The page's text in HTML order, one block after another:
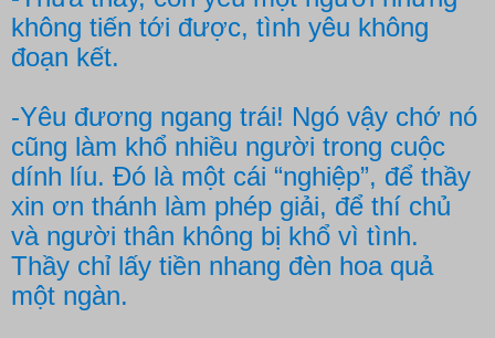
không tiến tới được, tình yêu không
đoạn kết.
-Yêu đương ngang trái! Ngó vậy chớ nó
cũng làm khổ nhiều người trong cuộc
dính líu. Đó là một cái “nghiệp”, để thầy
xin ơn thánh làm phép giải, để thí chủ
và người thân không bị khổ vì tình.
Thầy chỉ lấy tiền nhang đèn hoa quả
một ngàn.